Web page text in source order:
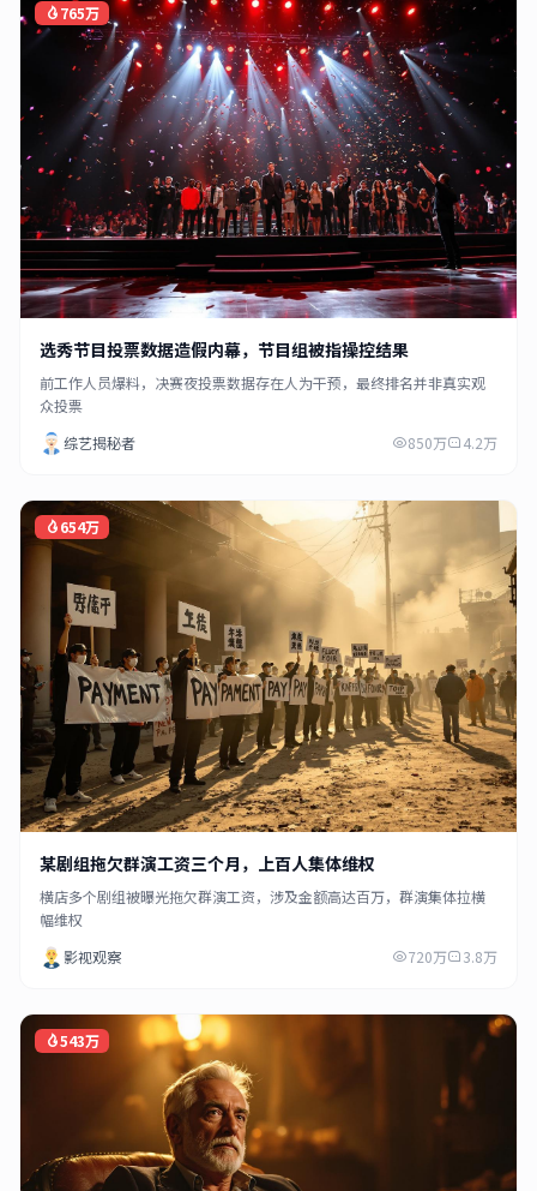
765万
选秀节目投票数据造假内幕，节目组被指操控结果
前工作人员爆料，决赛夜投票数据存在人为干预，最终排名并非真实观
众投票
综艺揭秘者
850万 4.2万
654万
某剧组拖欠群演工资三个月，上百人集体维权
横店多个剧组被曝光拖欠群演工资，涉及金额高达百万，群演集体拉横
幅维权
影视观察
720万 3.8万
543万